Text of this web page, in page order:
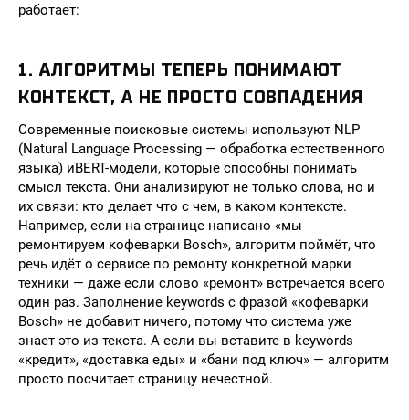
работает:
1. АЛГОРИТМЫ ТЕПЕРЬ ПОНИМАЮТ
КОНТЕКСТ, А НЕ ПРОСТО СОВПАДЕНИЯ
Современные поисковые системы используют NLP
(Natural Language Processing — обработка естественного
языка) иBERT-модели, которые способны понимать
смысл текста. Они анализируют не только слова, но и
их связи: кто делает что с чем, в каком контексте.
Например, если на странице написано «мы
ремонтируем кофеварки Bosch», алгоритм поймёт, что
речь идёт о сервисе по ремонту конкретной марки
техники — даже если слово «ремонт» встречается всего
один раз. Заполнение keywords с фразой «кофеварки
Bosch» не добавит ничего, потому что система уже
знает это из текста. А если вы вставите в keywords
«кредит», «доставка еды» и «бани под ключ» — алгоритм
просто посчитает страницу нечестной.